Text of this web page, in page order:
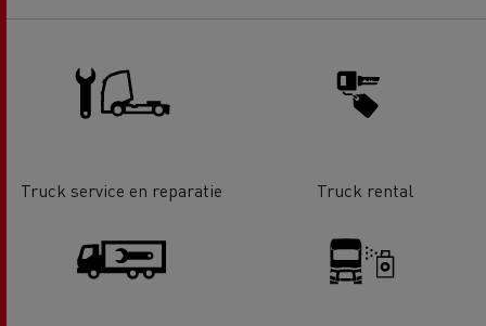
Truck service en reparatie Truck rental